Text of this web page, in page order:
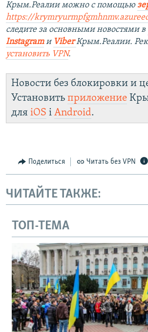
Крым.Реалии можно с помощью
https://
следите за основными новостями в
Instagram и ViberКрым.Реалии.
установить VPN.
Новости без блокировки и
Установить приложение
для iOS і Android.
Поделиться Читать без VPN
ЧИТАЙТЕ ТАКЖЕ:
ТОП-ТЕМА